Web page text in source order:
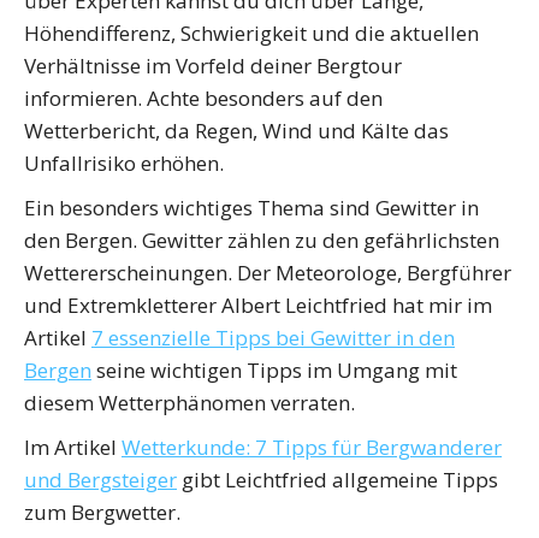
Höhendifferenz, Schwierigkeit und die aktuellen
Verhältnisse im Vorfeld deiner Bergtour
informieren. Achte besonders auf den
Wetterbericht, da Regen, Wind und Kälte das
Unfallrisiko erhöhen.
Ein besonders wichtiges Thema sind Gewitter in
den Bergen. Gewitter zählen zu den gefährlichsten
Wettererscheinungen. Der Meteorologe, Bergführer
und Extremkletterer Albert Leichtfried hat mir im
Artikel 7 essenzielle Tipps bei Gewitter in den
Bergen seine wichtigen Tipps im Umgang mit
diesem Wetterphänomen verraten.
Im Artikel Wetterkunde: 7 Tipps für Bergwanderer
und Bergsteiger gibt Leichtfried allgemeine Tipps
zum Bergwetter.